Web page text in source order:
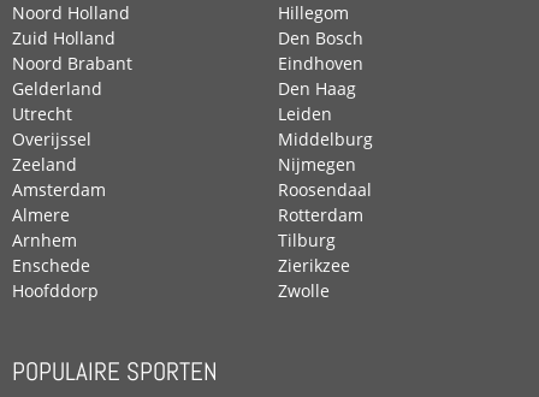
Noord Holland
Zuid Holland
Noord Brabant
Gelderland
Utrecht
Overijssel
Zeeland
Amsterdam
Almere
Arnhem
Enschede
Hoofddorp
Hillegom
Den Bosch
Eindhoven
Den Haag
Leiden
Middelburg
Nijmegen
Roosendaal
Rotterdam
Tilburg
Zierikzee
Zwolle
POPULAIRE SPORTEN